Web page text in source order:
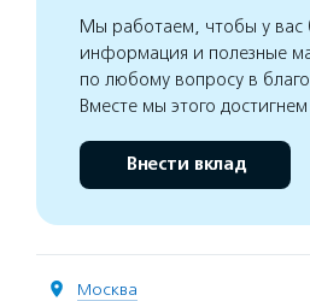
Мы работаем, чтобы у вас
информация и полезные
по любому вопросу в
Вместе мы этого достигнем
Внести вклад
Москва